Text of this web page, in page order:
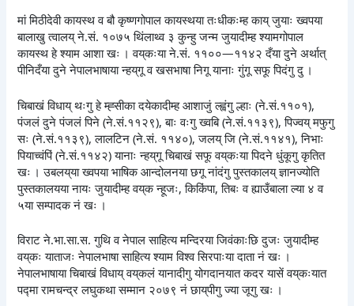
मां मिठीदेवी कायस्थ व बौ कृष्णगोपाल कायस्थया तःधीकःम्ह काय् जुयाः ख्वपया
बालाखु त्वालय् ने.सं. १०७५ थिंलाथ्व ३ कुन्हु जन्म जुयादीम्ह श्यामगोपाल
कायस्थ हे श्याम आशा खः । वय्‌कःया ने.सं. ११००—११४२ दँया दुने अर्थात्
पीनिदँया दुने नेपालभाषाया न्हय्‌गू व खसभाषा निगू यानाः गुंगू सफू पिदंगु दु ।
चिबाखं विधाय् थःगु हे म्ह्सीका दयेकादीम्ह आशाजुं ल्ह्वंगु ल्हाः (ने.सं.११०१),
पंजलं दुने पंजलं पिने (ने.सं.११२९), बाः वःगु ख्वबि (ने.सं.११३९), पिज्वय् मफुगु
सः (ने.सं.११३९), लालटिन (ने.सं. ११४०), जलय् जि (ने.सं.११४१), निभाः
पियाच्वंपिं (ने.सं.११४२) यानाः न्हय्‌गू चिबाखं सफू वय्‌कःया पिदने धुंकूगु कृतित
खः । उबलय्‌या ख्वपया भाषिक आन्दोलनया छगू नांदंगु पुस्तकालय् ज्ञानज्योति
पुस्तकालयया नायः जुयादीम्ह वय्‌क न्हूजः, किकिंपा, तिबः व ह्याउँबाला ल्या ४ व
५या सम्पादक नं खः ।
विराट ने.भा.सा.स. गुथि व नेपाल साहित्य मन्दिरया जिवंकाःछि दुजः जुयादीम्ह
वय्‌कः याताजः नेपालभाषा साहित्य श्याम विश्व सिरपाःया दाता नं खः ।
नेपालभाषाया चिबाखं विधाय् वय्‌कलं यानादीगु योगदानयात कदर यासें वय्‌कःयात
पद्मा रामचन्द्र लघुकथा सम्मान २०७९ नं छाय्‌पीगु ज्या जूगु खः ।